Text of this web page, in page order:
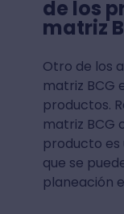
de los
matriz
Otro de los
matriz BCG
productos.
matriz BCG
producto
que se
planeación